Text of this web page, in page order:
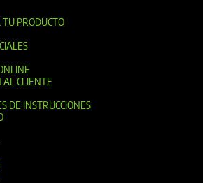
TU PRODUCTO
AL CLIENTE
DE INSTRUCCIONES